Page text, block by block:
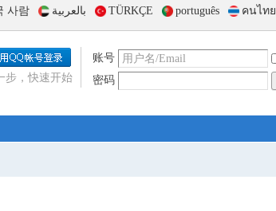
사람 بالعربية TÜRKÇE português คนไทย
账号
密码
步，快速开始